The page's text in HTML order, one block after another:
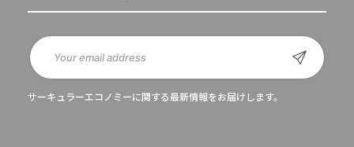
サーキュラーエコノミーに関する最新情報をお届けします。